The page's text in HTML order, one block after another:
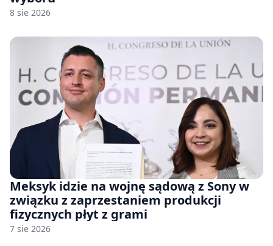
8 sie 2026
Meksyk idzie na wojnę sądową z Sony w
związku z zaprzestaniem produkcji
fizycznych płyt z grami
7 sie 2026